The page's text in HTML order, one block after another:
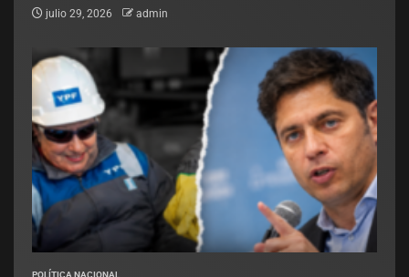
julio 29, 2026 admin
POLÍTICA NACIONAL